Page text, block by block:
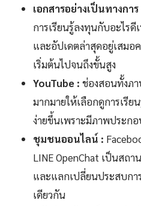
เอกสารอย่างเป็นทางการ
การเรียนรู้ลงทุนกับอะไร
และอัปเดตล่าสุดอยู่เสมอ
เริ่มต้นไปจนถึงขั้นสูง
YouTube : ช่องสอนทั้งภ
มากมายให้เลือกดูการเรีย
ง่ายขึ้นเพราะมีภาพประก
ชุมชนออนไลน์ :
LINE OpenChat เป็นสถ
และแลกเปลี่ยนประสบก
เดียวกัน